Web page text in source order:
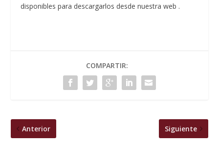
disponibles para descargarlos desde nuestra web .
COMPARTIR:
Anterior Siguiente